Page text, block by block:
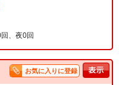
、夜0回
お気に入りに登録